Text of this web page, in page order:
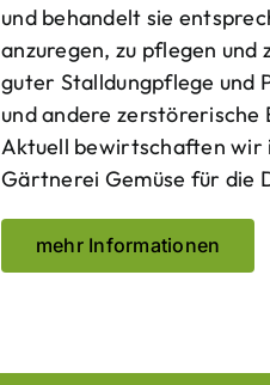
und behandelt sie
anzuregen, zu pflegen
guter Stalldungpflege und
und andere zerstörerische
Aktuell bewirtschaften wir
Gärtnerei Gemüse für die
mehr Informationen